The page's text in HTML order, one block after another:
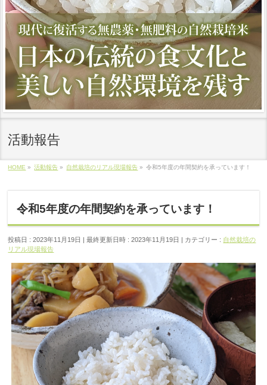
活動報告
HOME » 活動報告 » 自然栽培のリアル現場報告 » 令和5年度の年間契約を承っています！
令和5年度の年間契約を承っています！
投稿日 : 2023年11月19日 最終更新日時 : 2023年11月19日 カテゴリー : 自然栽培の
リアル現場報告